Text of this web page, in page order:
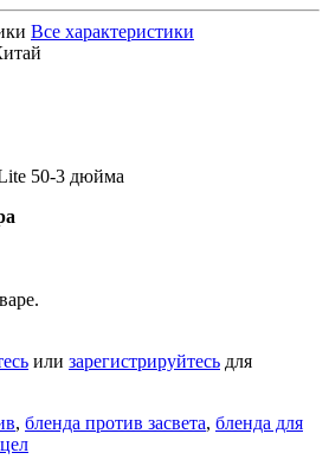
Все характеристики
50-3 дюйма
или зарегистрируйтесь для
, бленда против засвета, бленда для